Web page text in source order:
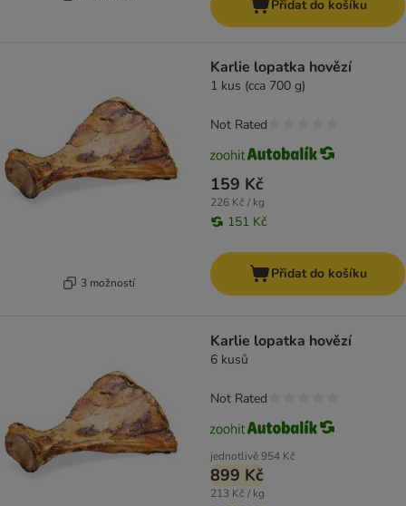
Přidat do košíku
3 možností
Karlie lopatka hovězí
1 kus (cca 700 g)
159 Kč
226 Kč / kg
151 Kč
Not Rated
Přidat do košíku
Karlie lopatka hovězí
6 kusů
jednotlivě954 Kč
899 Kč
213 Kč / kg
Not Rated